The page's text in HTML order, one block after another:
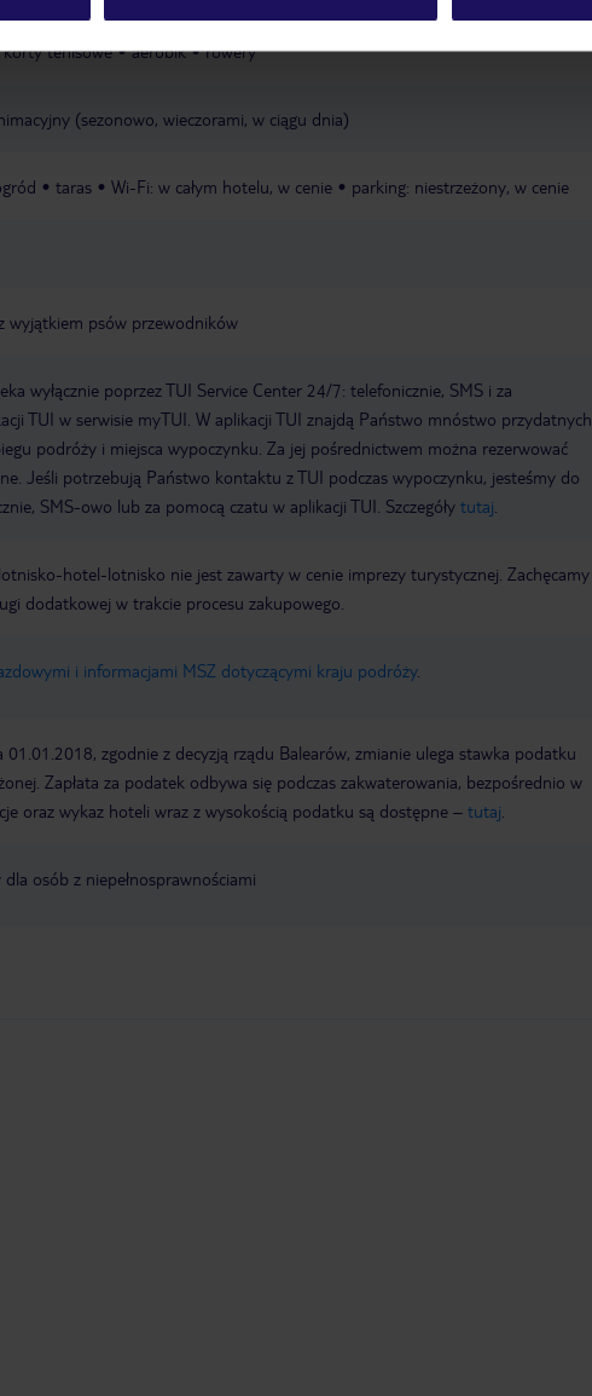
korty tenisowe aerobik rowery
(sezonowo, wieczorami, w ciągu dnia)
taras Wi-Fi: w całym hotelu, w cenie parking: niestrzeżony, w cenie
wyjątkiem psów przewodników
wyłącznie poprzez TUI Service Center 24/7: telefonicznie, SMS i za
TUI w serwisie myTUI. W aplikacji TUI znajdą Państwo mnóstwo przydatnych
podróży i miejsca wypoczynku. Za jej pośrednictwem można rezerwować
Jeśli potrzebują Państwo kontaktu z TUI podczas wypoczynku, jesteśmy do
SMS-owo lub za pomocą czatu w aplikacji TUI. Szczegóły tutaj
hotel-lotnisko nie jest zawarty w cenie imprezy turystycznej. Zachęcamy
dodatkowej w trakcie procesu zakupowego.
i informacjami MSZ dotyczącymi kraju podróży.
zgodnie z decyzją rządu Balearów, zmianie ulega stawka podatku
Zapłata za podatek odbywa się podczas zakwaterowania, bezpośrednio w
oraz wykaz hoteli wraz z wysokością podatku są dostępne – tutaj
osób z niepełnosprawnościami